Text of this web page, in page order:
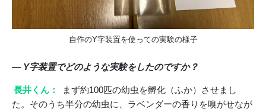
自作のY字装置を使っての実験の様子
― Y字装置でどのような実験をしたのですか？
長井くん：
まず約100匹の幼虫を孵化（ふか）させまし
た。そのうち半分の幼虫に、ラベンダーの香りを嗅がせなが